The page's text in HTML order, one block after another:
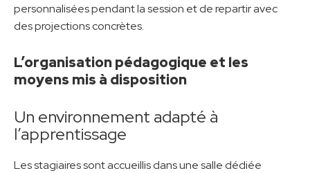
personnalisées pendant la session et de repartir avec
des projections concrètes.
L’organisation pédagogique et les
moyens mis à disposition
Un environnement adapté à
l’apprentissage
Les stagiaires sont accueillis dans une salle dédiée